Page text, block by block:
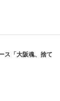
ス「大阪魂、捨て